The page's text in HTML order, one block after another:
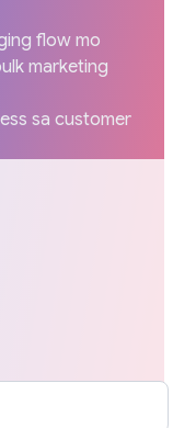
flow mo
marketing
sa customer